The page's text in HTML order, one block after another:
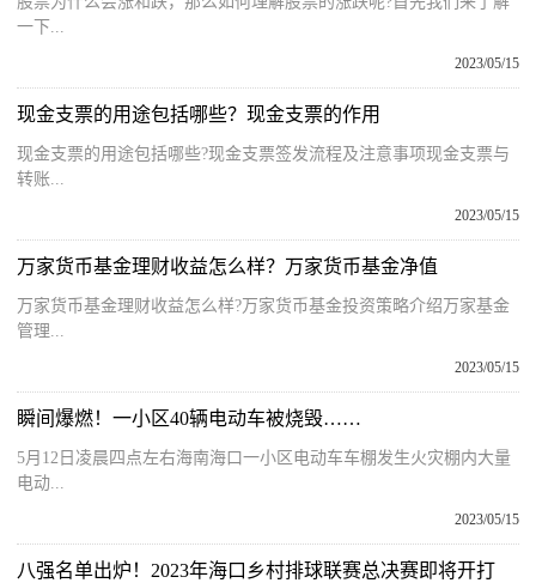
一下...
2023/05/15
现金支票的用途包括哪些？现金支票的作用
现金支票的用途包括哪些?现金支票签发流程及注意事项现金支票与
转账...
2023/05/15
万家货币基金理财收益怎么样？万家货币基金净值
万家货币基金理财收益怎么样?万家货币基金投资策略介绍万家基金
管理...
2023/05/15
瞬间爆燃！一小区40辆电动车被烧毁……
5月12日凌晨四点左右海南海口一小区电动车车棚发生火灾棚内大量
电动...
2023/05/15
八强名单出炉！2023年海口乡村排球联赛总决赛即将开打